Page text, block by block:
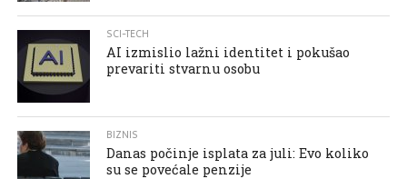
SCI-TECH
AI izmislio lažni identitet i pokušao
prevariti stvarnu osobu
BIZNIS
Danas počinje isplata za juli: Evo koliko
su se povećale penzije